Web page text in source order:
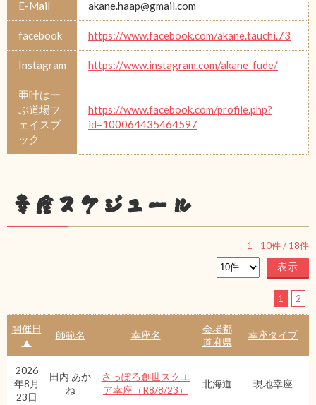
E-Mail akane.haap@gmail.com
facebook https://www.facebook.com/akane.tauchi.73
Instagram https://www.instagram.com/akane_fude/
亜叶はー
ぷ道場フ
ェイスブ
ック
https://www.facebook.com/profile.php?
id=100064435464597
幸座スケジュール
1 - 10件 / 18件
1 2
開催日
▲
師範名 幸座名
会場都
道府県
幸座タイプ
2026
年8月
23日
田内 あか
ね
さっぽろ創世スクエ
ア幸座（R8/8/23）
北海道 現地幸座